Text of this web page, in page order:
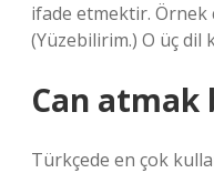
ifade etmektir. Örnek
(Yüzebilirim.) O üç dil
Can atmak
Türkçede en çok